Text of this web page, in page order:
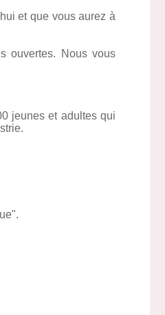
et que vous aurez à
ouvertes. Nous vous
jeunes et adultes qui